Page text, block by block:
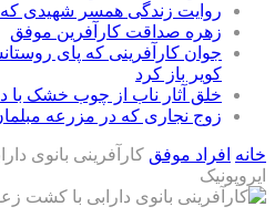
روایت زندگی همسر شهیدی
زهره صداقت کارآفرین موفق
جوان کارآفرینی که پای
کویر باز کرد
خلق آثار ناب از چوب خشک با
زوج نجاری که در مزرعه
خانه افراد موفق کارآفرینی بانوی
ایروپونیک